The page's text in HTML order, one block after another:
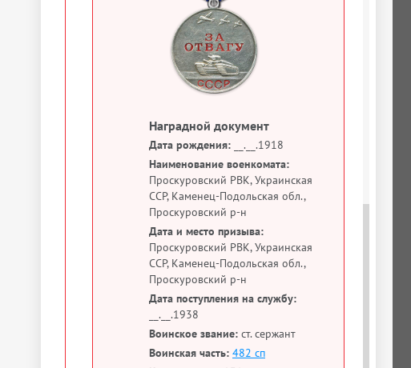
Наградной документ
Дата рождения: __.__.1918
Наименование военкомата:
Проскуровский РВК, Украинская
ССР, Каменец-Подольская обл.,
Проскуровский р-н
Дата и место призыва:
Проскуровский РВК, Украинская
ССР, Каменец-Подольская обл.,
Проскуровский р-н
Дата поступления на службу:
__.__.1938
Воинское звание: ст. сержант
Воинская часть: 482 сп